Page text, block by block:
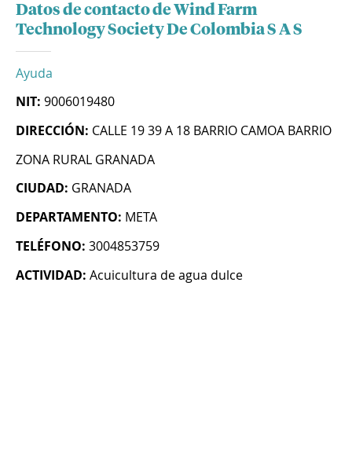
Datos de contacto de Wind Farm
Technology Society De Colombia S A S
Ayuda
NIT: 9006019480
DIRECCIÓN: CALLE 19 39 A 18 BARRIO CAMOA BARRIO
ZONA RURAL GRANADA
CIUDAD: GRANADA
DEPARTAMENTO: META
TELÉFONO: 3004853759
ACTIVIDAD: Acuicultura de agua dulce